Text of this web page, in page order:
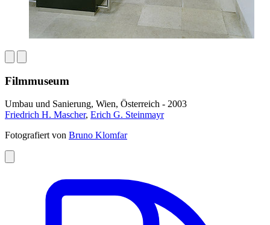
Filmmuseum
Umbau und Sanierung, Wien, Österreich - 2003
Friedrich H. Mascher, Erich G. Steinmayr
Fotografiert von Bruno Klomfar